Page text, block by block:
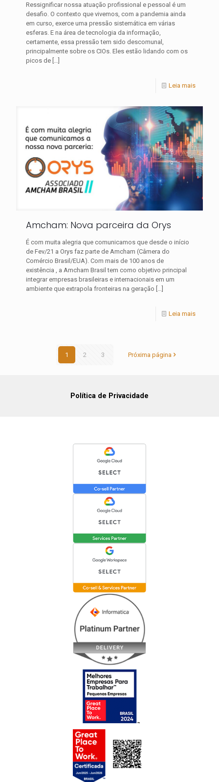
Ressignificar nossa atuação profissional e pessoal é um
desafio. O contexto que vivemos, com a pandemia ainda
em curso, exerce uma pressão sistemática em várias
esferas. E na área de tecnologia da informação,
certamente, essa pressão tem sido descomunal,
principalmente sobre os CIOs. Eles estão lidando com os
picos de
Leia mais
Amcham: Nova parceira da Orys
É com muita alegria que comunicamos que desde o início
de Fev/21 a Orys faz parte de Amcham (Câmera do
Comércio Brasil/EUA). Com mais de 100 anos de
existência , a Amcham Brasil tem como objetivo principal
integrar empresas brasileiras e internacionais em um
ambiente que extrapola fronteiras na geração […]
Leia mais
1 2 3 Próxima página
Política de Privacidade